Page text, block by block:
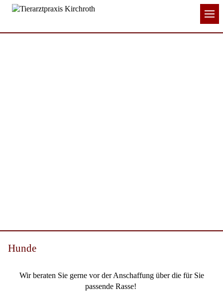
Hunde
Wir beraten Sie gerne vor der Anschaffung über die für Sie
passende Rasse!